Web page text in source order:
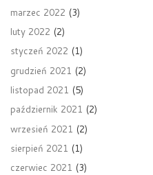
marzec 2022 (3)
luty 2022 (2)
styczeń 2022 (1)
grudzień 2021 (2)
listopad 2021 (5)
październik 2021 (2)
wrzesień 2021 (2)
sierpień 2021 (1)
czerwiec 2021 (3)